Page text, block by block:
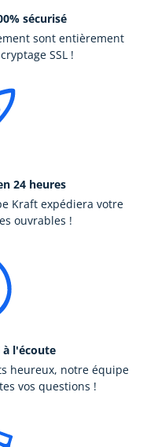
sécurisé
sont entièrement
SSL !
24 heures
Kraft expédiera votre
ouvrables !
à l'écoute
heureux, notre équipe
vos questions !